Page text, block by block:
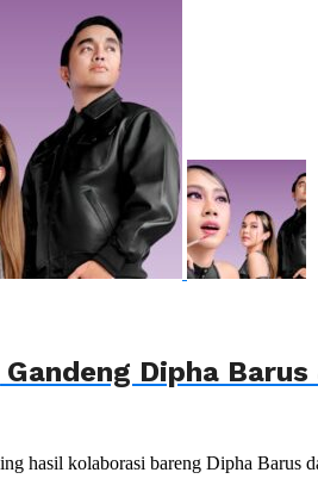
Dipha
hasil kolaborasi bareng Dipha Barus